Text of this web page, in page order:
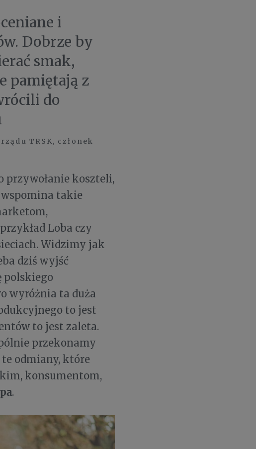
i
Dobrze by
smak,
pamiętają z
do
TRSK, członek
przywołanie koszteli,
takie
Loba czy
Widzimy jak
dziś wyjść
polskiego
wyróżnia ta duża
to jest
to jest zaleta.
przekonamy
te odmiany, które
konsumentom,
.